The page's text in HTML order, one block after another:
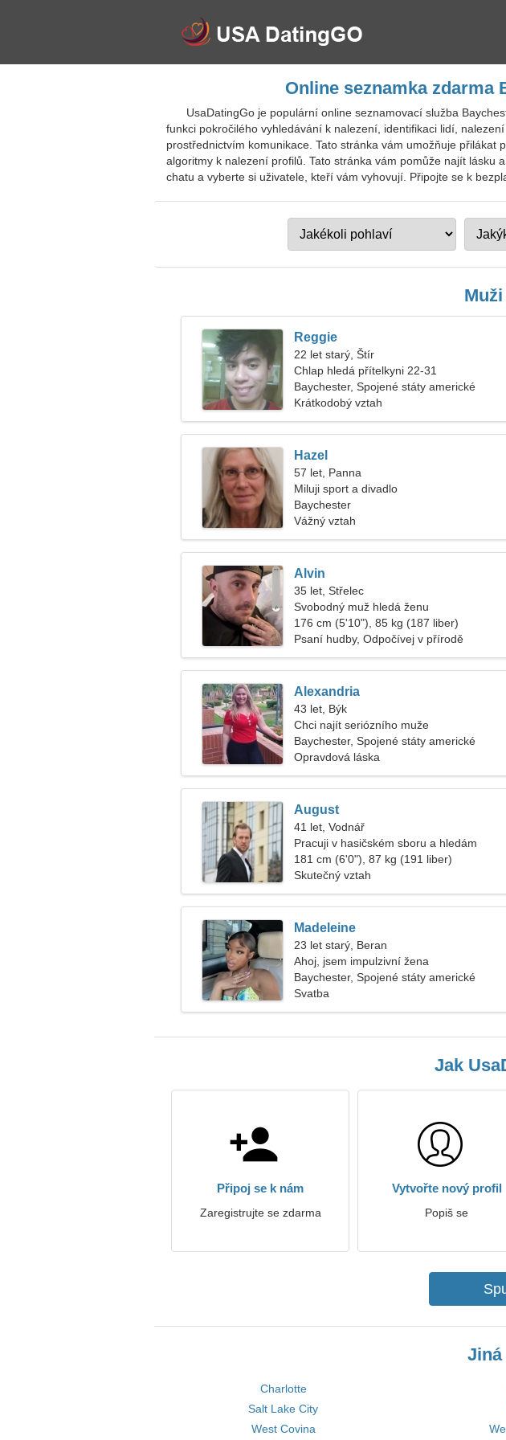
Online seznamka zdarma
UsaDatingGo je populární online seznamovací služba
funkci pokročilého vyhledávání k nalezení, identifikaci lidí,
prostřednictvím komunikace. Tato stránka vám umožňuje
algoritmy k nalezení profilů. Tato stránka vám pomůže najít
chatu a vyberte si uživatele, kteří vám vyhovují. Připojte se k
Reggie
22 let starý, Štír
Chlap hledá přítelkyni 22-31
Baychester, Spojené státy americké
Krátkodobý vztah
Hazel
57 let, Panna
Miluji sport a divadlo
Baychester
Vážný vztah
Alvin
35 let, Střelec
Svobodný muž hledá ženu
176 cm (5'10"), 85 kg (187 liber)
Psaní hudby, Odpočívej v přírodě
Alexandria
43 let, Býk
Chci najít seriózního muže
Baychester, Spojené státy americké
Opravdová láska
August
41 let, Vodnář
Pracuji v hasičském sboru a hledám
neobvyklou ženu
181 cm (6'0"), 87 kg (191 liber)
Skutečný vztah
Madeleine
23 let starý, Beran
Ahoj, jsem impulzivní žena
Baychester, Spojené státy americké
Svatba
Jak
Připoj se k nám
Zaregistrujte se zdarma
Vytvořte nový profil
Popiš se
Jiná
Charlotte
Salt Lake City
West Covina